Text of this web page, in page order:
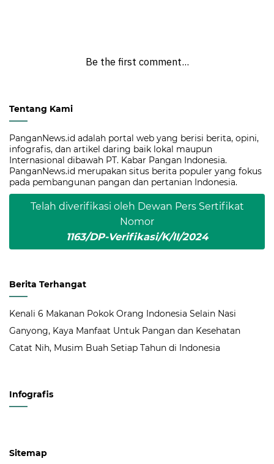
Be the first comment...
Tentang Kami
PanganNews.id adalah portal web yang berisi berita, opini,
infografis, dan artikel daring baik lokal maupun
Internasional dibawah PT. Kabar Pangan Indonesia.
PanganNews.id merupakan situs berita populer yang fokus
pada pembangunan pangan dan pertanian Indonesia.
Telah diverifikasi oleh Dewan Pers Sertifikat
Nomor
1163/DP-Verifikasi/K/II/2024
Berita Terhangat
Kenali 6 Makanan Pokok Orang Indonesia Selain Nasi
Ganyong, Kaya Manfaat Untuk Pangan dan Kesehatan
Catat Nih, Musim Buah Setiap Tahun di Indonesia
Infografis
Sitemap